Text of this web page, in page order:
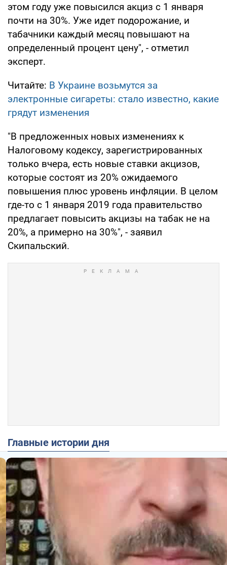
этом году уже повысился акциз с 1 января
почти на 30%. Уже идет подорожание, и
табачники каждый месяц повышают на
определенный процент цену", - отметил
эксперт.
Читайте: В Украине возьмутся за
электронные сигареты: стало известно, какие
грядут изменения
"В предложенных новых изменениях к
Налоговому кодексу, зарегистрированных
только вчера, есть новые ставки акцизов,
которые состоят из 20% ожидаемого
повышения плюс уровень инфляции. В целом
где-то с 1 января 2019 года правительство
предлагает повысить акцизы на табак не на
20%, а примерно на 30%", - заявил
Скипальский.
Главные истории дня